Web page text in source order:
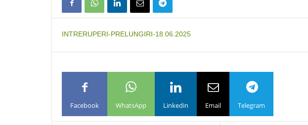
INTRERUPERI-PRELUNGIRI-18.06.2025
Facebook WhatsApp Linkedin Email Telegram